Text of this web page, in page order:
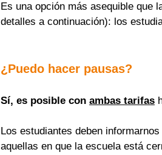
Es una opción más asequible que
detalles a continuación): los
¿Puedo hacer pausas?
Sí, es posible con ambas tarifas
Los estudiantes deben
aquellas en que la escuela está